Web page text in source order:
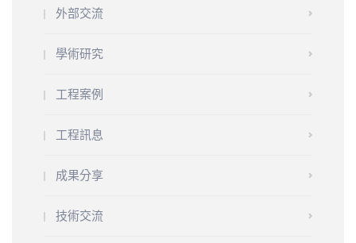
外部交流
學術研究
工程案例
工程訊息
成果分享
技術交流